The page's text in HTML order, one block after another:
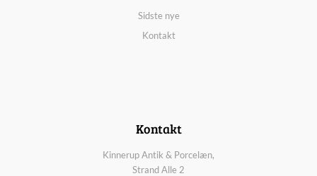
Sidste nye
Kontakt
Kontakt
Kinnerup Antik & Porcelæn,
Strand Alle 2